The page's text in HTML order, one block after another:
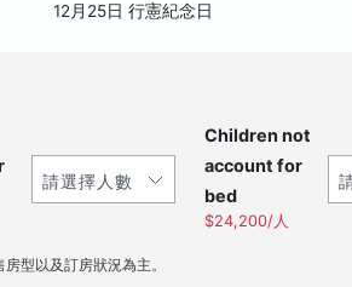
12月25日 行憲紀念日
Children not
account for
bed
$24,200/人
型以及訂房狀況為主。